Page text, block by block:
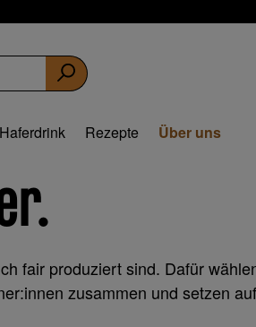
Haferdrink Rezepte Über uns
fair produziert sind. Dafür
zusammen und setzen auf